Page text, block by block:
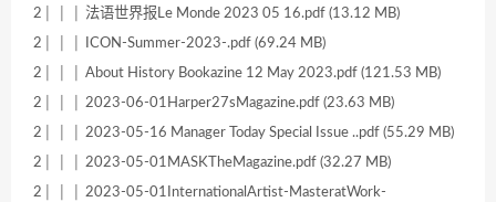
2│ │ │ 法语世界报Le Monde 2023 05 16.pdf (13.12 MB)
2│ │ │ ICON-Summer-2023-.pdf (69.24 MB)
2│ │ │ About History Bookazine 12 May 2023.pdf (121.53 MB)
2│ │ │ 2023-06-01Harper27sMagazine.pdf (23.63 MB)
2│ │ │ 2023-05-16 Manager Today Special Issue ..pdf (55.29 MB)
2│ │ │ 2023-05-01MASKTheMagazine.pdf (32.27 MB)
2│ │ │ 2023-05-01InternationalArtist-MasteratWork-